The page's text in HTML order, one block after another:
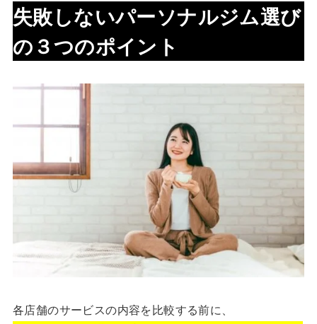
失敗しないパーソナルジム選び
の３つのポイント
各店舗のサービスの内容を比較する前に、